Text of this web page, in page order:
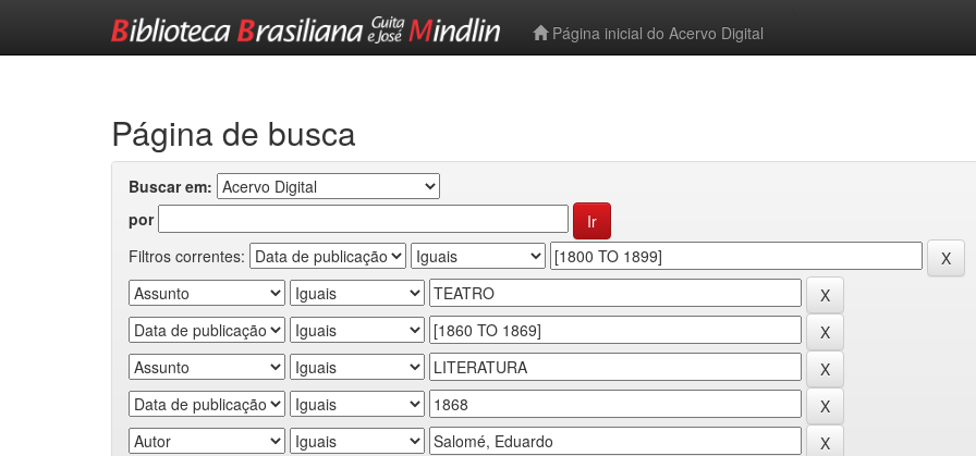
Página inicial do Acervo Digital
Página de busca
Buscar em:
por
Filtros correntes: